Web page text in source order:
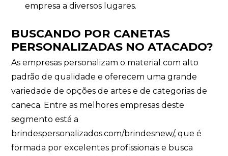
empresa a diversos lugares.
BUSCANDO POR CANETAS
PERSONALIZADAS NO ATACADO?
As empresas personalizam o material com alto
padrão de qualidade e oferecem uma grande
variedade de opções de artes e de categorias de
caneca. Entre as melhores empresas deste
segmento está a
brindespersonalizados.com/brindesnew/, que é
formada por excelentes profissionais e busca